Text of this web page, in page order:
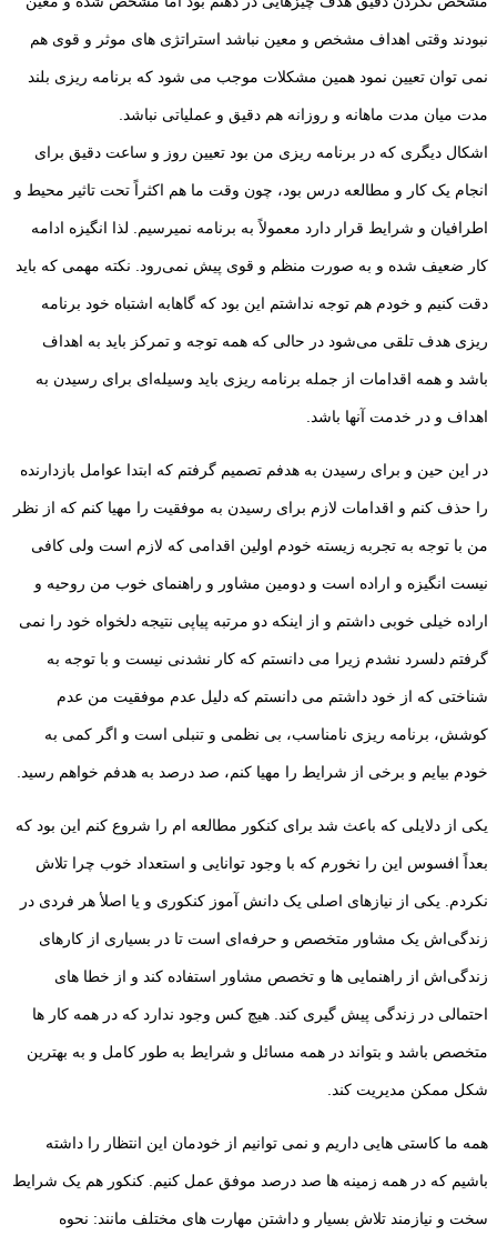
نبودند وقتی اهداف مشخص و معین نباشد استراتژی های موثر و قوی هم
نمی توان تعیین نمود همین مشکلات موجب می شود که برنامه ریزی بلند
مدت میان مدت ماهانه و روزانه هم دقیق و عملیاتی نباشد.
اشکال دیگری که در برنامه ریزی من بود تعیین روز و ساعت دقیق برای
انجام یک کار و مطالعه درس بود، چون وقت ما هم اکثراً تحت تاثیر محیط و
اطرافیان و شرایط قرار دارد معمولاً به برنامه نمیرسیم. لذا انگیزه ادامه
کار ضعیف شده و به صورت منظم و قوی پیش نمی‌رود. نکته مهمی که باید
دقت کنیم و خودم هم توجه نداشتم این بود که گاهابه اشتباه خود برنامه
ریزی هدف تلقی می‌شود در حالی که همه توجه و تمرکز باید به اهداف
باشد و همه اقدامات از جمله برنامه ریزی باید وسیله‌ای برای رسیدن به
اهداف و در خدمت آنها باشد.
در این حین و برای رسیدن به هدفم تصمیم گرفتم که ابتدا عوامل بازدارنده
را حذف کنم و اقدامات لازم برای رسیدن به موفقیت را مهیا کنم که از نظر
من با توجه به تجربه زیسته خودم اولین اقدامی که لازم است ولی کافی
نیست انگیزه و اراده است و دومین مشاور و راهنمای خوب من روحیه و
اراده خیلی خوبی داشتم و از اینکه دو مرتبه پیاپی نتیجه دلخواه خود را نمی
گرفتم دلسرد نشدم زیرا می دانستم که کار نشدنی نیست و با توجه به
شناختی که از خود داشتم می دانستم که دلیل عدم موفقیت من عدم
کوشش، برنامه ریزی نامناسب، بی نظمی و تنبلی است و اگر کمی به
خودم بیایم و برخی از شرایط را مهیا کنم، صد درصد به هدفم خواهم رسید.
یکی از دلایلی که باعث شد برای کنکور مطالعه‌ ام را شروع کنم این بود که
بعداً افسوس این را نخورم که با وجود توانایی و استعداد خوب چرا تلاش
نکردم. یکی از نیازهای اصلی یک دانش آموز کنکوری و یا اصلأ هر فردی در
زندگی‌اش یک مشاور متخصص و حرفه‌ای است تا در بسیاری از کارهای
زندگی‌اش از راهنمایی ها و تخصص مشاور استفاده کند و از خطا های
احتمالی در زندگی پیش گیری کند. هیچ کس وجود ندارد که در همه کار ها
متخصص باشد و بتواند در همه مسائل و شرایط به طور کامل و به بهترین
شکل ممکن مدیریت کند.
همه ما کاستی هایی داریم و نمی توانیم از خودمان این انتظار را داشته
باشیم که در همه زمینه ها صد درصد موفق عمل کنیم. کنکور هم یک شرایط
سخت و نیازمند تلاش بسیار و داشتن مهارت های مختلف مانند: نحوه